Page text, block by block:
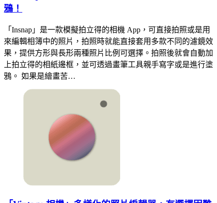
鴉！
「Insnap」是一款模擬拍立得的相機 App，可直接拍照或是用
來編輯相簿中的照片，拍照時就能直接套用多款不同的濾鏡效
果，提供方形與長形兩種照片比例可選擇。拍照後就會自動加
上拍立得的相紙邊框，並可透過畫筆工具親手寫字或是進行塗
鴉。 如果是繪畫苦…